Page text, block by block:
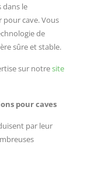
le
cave. Vous
de
sûre et stable.
sur notresite
pour caves
par leur